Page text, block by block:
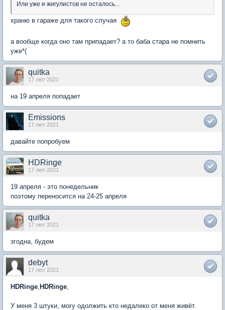
Или уже и жигулистов не осталось...
храню в гараже для такого случая
а вообще когда оно там припадает? а то баба стара не помнить
уже*(
quitka
17 лют 2021
на 19 апреля попадает
Emissions
17 лют 2021
давайте попробуем
HDRinge
17 лют 2021
19 апреля - это понедельник
поэтому переносится на 24-25 апреля
quitka
17 лют 2021
згодна, будем
debyt
17 лют 2021
HDRinge, HDRinge,
У меня 3 штуки, могу одолжить кто недалеко от меня живёт.